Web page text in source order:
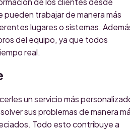
trabajar de manera más
lugares o sistemas.
del equipo, ya que todos
real.
un servicio más
sus problemas de manera
Todo esto contribuye a